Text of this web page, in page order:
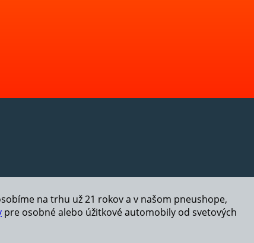
na trhu už 21 rokov a v našom pneushope,
pre osobné alebo úžitkové automobily od svetových